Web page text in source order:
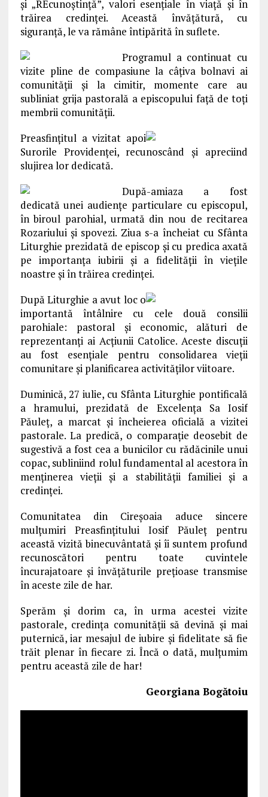
şi „REcunoştinţă”, valori esenţiale în viaţă şi în
trăirea credinţei. Această învăţătură, cu
siguranţă, le va rămâne întipărită în suflete.
Programul a continuat cu
vizite pline de compasiune la câţiva bolnavi ai
comunităţii şi la cimitir, momente care au
subliniat grija pastorală a episcopului faţă de toţi
membrii comunităţii.
Preasfinţitul a vizitat apoi
Surorile Providenţei, recunoscând şi apreciind
slujirea lor dedicată.
După-amiaza a fost
dedicată unei audienţe particulare cu episcopul,
în biroul parohial, urmată din nou de recitarea
Rozariului şi spovezi. Ziua s-a încheiat cu Sfânta
Liturghie prezidată de episcop şi cu predica axată
pe importanţa iubirii şi a fidelităţii în vieţile
noastre şi în trăirea credinţei.
După Liturghie a avut loc o
importantă întâlnire cu cele două consilii
parohiale: pastoral şi economic, alături de
reprezentanţi ai Acţiunii Catolice. Aceste discuţii
au fost esenţiale pentru consolidarea vieţii
comunitare şi planificarea activităţilor viitoare.
Duminică, 27 iulie, cu Sfânta Liturghie pontificală
a hramului, prezidată de Excelenţa Sa Iosif
Păuleţ, a marcat şi încheierea oficială a vizitei
pastorale. La predică, o comparaţie deosebit de
sugestivă a fost cea a bunicilor cu rădăcinile unui
copac, subliniind rolul fundamental al acestora în
menţinerea vieţii şi a stabilităţii familiei şi a
credinţei.
Comunitatea din Cireşoaia aduce sincere
mulţumiri Preasfinţitului Iosif Păuleţ pentru
această vizită binecuvântată şi îi suntem profund
recunoscători pentru toate cuvintele
încurajatoare şi învăţăturile preţioase transmise
în aceste zile de har.
Sperăm şi dorim ca, în urma acestei vizite
pastorale, credinţa comunităţii să devină şi mai
puternică, iar mesajul de iubire şi fidelitate să fie
trăit plenar în fiecare zi. Încă o dată, mulţumim
pentru această zile de har!
Georgiana Bogătoiu